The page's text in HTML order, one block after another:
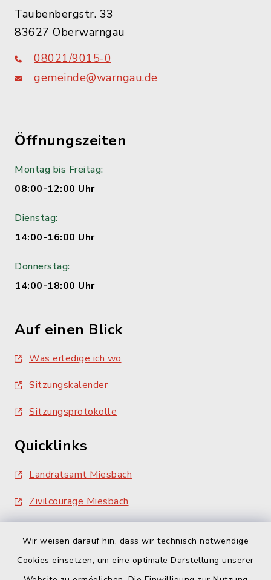
Wir weisen darauf hin, dass wir technisch notwendige
Cookies einsetzen, um eine optimale Darstellung unserer
Taubenbergstr. 33
83627 Oberwarngau
08021/9015-0
gemeinde@warngau.de
Öffnungszeiten
Montag bis Freitag:
08:00-12:00 Uhr
Dienstag:
14:00-16:00 Uhr
Donnerstag:
14:00-18:00 Uhr
Auf einen Blick
Was erledige ich wo
Sitzungskalender
Sitzungsprotokolle
Quicklinks
Landratsamt Miesbach
Zivilcourage Miesbach